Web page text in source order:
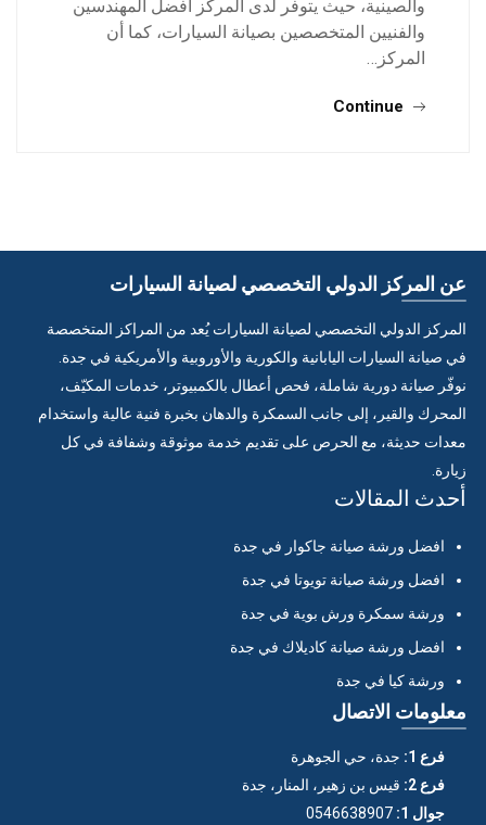
والصينية، حيث يتوفر لدى المركز أفضل المهندسين
والفنيين المتخصصين بصيانة السيارات، كما أن
المركز…
Continue
عن المركز الدولي التخصصي لصيانة السيارات
المركز الدولي التخصصي لصيانة السيارات يُعد من المراكز المتخصصة
في صيانة السيارات اليابانية والكورية والأوروبية والأمريكية في جدة.
نوفّر صيانة دورية شاملة، فحص أعطال بالكمبيوتر، خدمات المكيّف،
المحرك والقير، إلى جانب السمكرة والدهان بخبرة فنية عالية واستخدام
معدات حديثة، مع الحرص على تقديم خدمة موثوقة وشفافة في كل
زيارة.
أحدث المقالات
افضل ورشة صيانة جاكوار في جدة
افضل ورشة صيانة تويوتا في جدة
ورشة سمكرة ورش بوية في جدة
افضل ورشة صيانة كاديلاك في جدة
ورشة كيا في جدة
معلومات الاتصال
فرع 1:
جدة، حي الجوهرة
فرع 2:
قيس بن زهير، المنار، جدة
جوال 1:
0546638907